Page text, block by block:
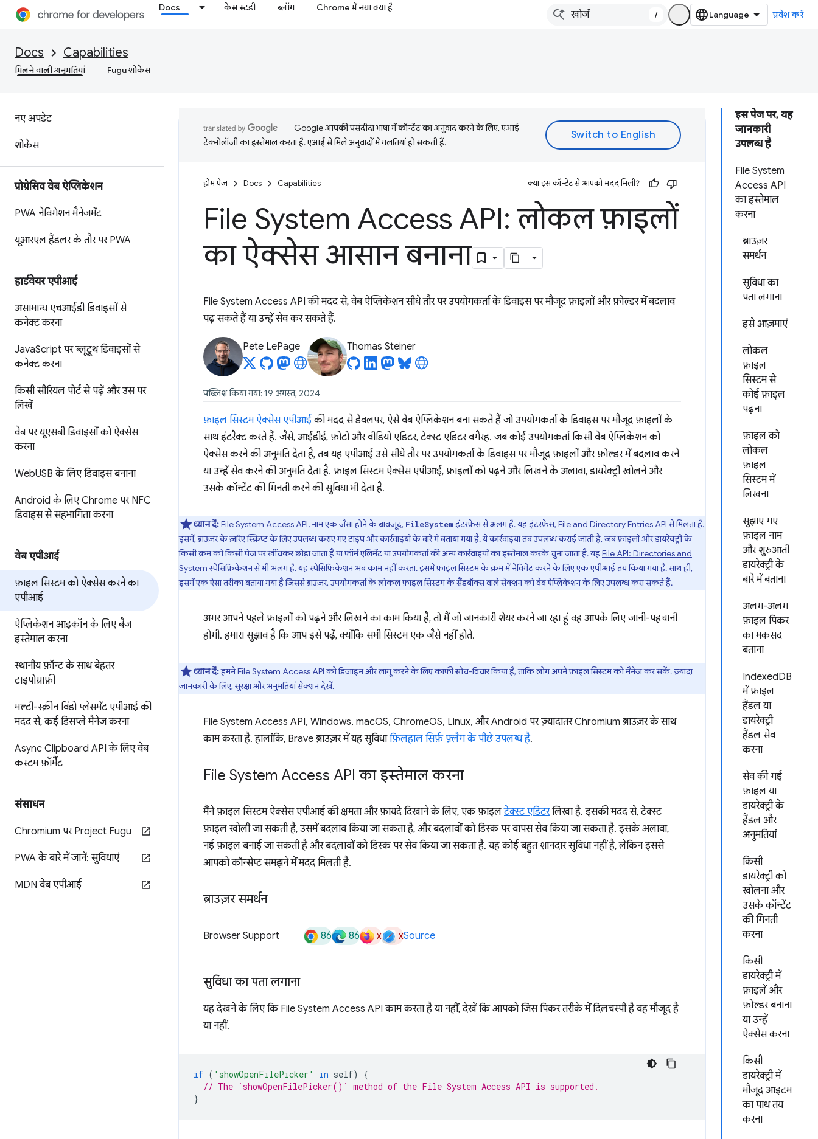
Docs केस स्टडी ब्लॉग Chrome में नया क्या है
/ प्रवेश करें
Docs Capabilities
मिलने वाली अनुमतियां Fugu शोकेस
नए अपडेट
शोकेस
प्रोग्रेसिव वेब ऐप्लिकेशन
PWA नेविगेशन मैनेजमेंट
यूआरएल हैंडलर के तौर पर PWA
हार्डवेयर एपीआई
असामान्य एचआईडी डिवाइसों से
कनेक्ट करना
JavaScript पर ब्लूटूथ डिवाइसों से
कनेक्ट करना
किसी सीरियल पोर्ट से पढ़ें और उस पर
लिखें
वेब पर यूएसबी डिवाइसों को ऐक्सेस
करना
WebUSB के लिए डिवाइस बनाना
Android के लिए Chrome पर NFC
डिवाइस से सहभागिता करना
वेब एपीआई
फ़ाइल सिस्टम को ऐक्सेस करने का
एपीआई
ऐप्लिकेशन आइकॉन के लिए बैज
इस्तेमाल करना
स्थानीय फ़ॉन्ट के साथ बेहतर
टाइपोग्राफ़ी
मल्टी-स्क्रीन विंडो प्लेसमेंट एपीआई की
मदद से,कई डिसप्ले मैनेज करना
Async Clipboard API के लिए वेब
कस्टम फ़ॉर्मैट
संसाधन
Chromium पर Project Fugu
PWA के बारे में जानें: सुविधाएं
MDN वेब एपीआई
इस पेज पर, यह
जानकारी
उपलब्ध है
File System
Access API
का इस्तेमाल
करना
ब्राउज़र
समर्थन
सुविधा का
पता लगाना
इसे आज़माएं
लोकल
फ़ाइल
सिस्टम से
कोई फ़ाइल
पढ़ना
फ़ाइल को
लोकल
फ़ाइल
सिस्टम में
लिखना
सुझाए गए
फ़ाइल नाम
और शुरुआती
डायरेक्ट्री के
बारे में बताना
अलग-अलग
फ़ाइल पिकर
का मकसद
बताना
IndexedDB
में फ़ाइल
हैंडल या
डायरेक्ट्री
हैंडल सेव
करना
सेव की गई
फ़ाइल या
डायरेक्ट्री के
हैंडल और
अनुमतियां
किसी
डायरेक्ट्री को
खोलना और
उसके कॉन्टेंट
की गिनती
करना
किसी
डायरेक्ट्री में
फ़ाइलें और
फ़ोल्डर बनाना
या उन्हें
ऐक्सेस करना
किसी
डायरेक्ट्री में
मौजूद आइटम
का पाथ तय
करना
Google आपकी पसंदीदा भाषा में कॉन्टेंट का अनुवाद करने के लिए, एआई
टेक्नोलॉजी का इस्तेमाल करता है. एआई से मिले अनुवादों में गलतियां हो सकती हैं.
होम पेज Docs Capabilities क्या इस कॉन्टेंट से आपको मदद मिली?
File System Access API: लोकल फ़ाइलों
का ऐक्सेस आसान बनाना
File System Access API की मदद से, वेब ऐप्लिकेशन सीधे तौर पर उपयोगकर्ता के डिवाइस पर मौजूद फ़ाइलों और फ़ोल्डर में बदलाव
पढ़ सकते हैं या उन्हें सेव कर सकते हैं.
Pete LePage Thomas Steiner
पब्लिश किया गया: 19 अगस्त, 2024
फ़ाइल सिस्टम ऐक्सेस एपीआईकी मदद से डेवलपर, ऐसे वेब ऐप्लिकेशन बना सकते हैं जो उपयोगकर्ता के डिवाइस पर मौजूद फ़ाइलों के
साथ इंटरैक्ट करते हैं. जैसे, आईडीई, फ़ोटो और वीडियो एडिटर, टेक्स्ट एडिटर वगैरह. जब कोई उपयोगकर्ता किसी वेब ऐप्लिकेशन को
ऐक्सेस करने की अनुमति देता है, तब यह एपीआई उसे सीधे तौर पर उपयोगकर्ता के डिवाइस पर मौजूद फ़ाइलों और फ़ोल्डर में बदलाव करने
या उन्हें सेव करने की अनुमति देता है. फ़ाइल सिस्टम ऐक्सेस एपीआई, फ़ाइलों को पढ़ने और लिखने के अलावा, डायरेक्ट्री खोलने और
उसके कॉन्टेंट की गिनती करने की सुविधा भी देता है.
ध्यान दें:File System Access API, नाम एक जैसा होने के बावजूद, FileSystemइंटरफ़ेस से अलग है. यह इंटरफ़ेस, File and Directory Entries APIसे मिलता है.
इसमें, ब्राउज़र के ज़रिए स्क्रिप्ट के लिए उपलब्ध कराए गए टाइप और कार्रवाइयों के बारे में बताया गया है. ये कार्रवाइयां तब उपलब्ध कराई जाती हैं, जब फ़ाइलों और डायरेक्ट्री के
किसी क्रम को किसी पेज पर खींचकर छोड़ा जाता है या फ़ॉर्म एलिमेंट या उपयोगकर्ता की अन्य कार्रवाइयों का इस्तेमाल करके चुना जाता है. यहFile API: Directories and
Systemस्पेसिफ़िकेशन से भी अलग है. यह स्पेसिफ़िकेशन अब काम नहीं करता. इसमें फ़ाइल सिस्टम के क्रम में नेविगेट करने के लिए एक एपीआई तय किया गया है. साथ ही,
इसमें एक ऐसा तरीका बताया गया है जिससे ब्राउज़र, उपयोगकर्ता के लोकल फ़ाइल सिस्टम के सैंडबॉक्स वाले सेक्शन को वेब ऐप्लिकेशन के लिए उपलब्ध करा सकते हैं.
अगर आपने पहले फ़ाइलों को पढ़ने और लिखने का काम किया है, तो मैं जो जानकारी शेयर करने जा रहा हूं वह आपके लिए जानी-पहचानी
होगी. हमारा सुझाव है कि आप इसे पढ़ें, क्योंकि सभी सिस्टम एक जैसे नहीं होते.
ध्यान दें:हमने File System Access API को डिज़ाइन और लागू करने के लिए काफ़ी सोच-विचार किया है, ताकि लोग अपने फ़ाइल सिस्टम को मैनेज कर सकें. ज़्यादा
जानकारी के लिए,सुरक्षा और अनुमतियांसेक्शन देखें.
File System Access API, Windows, macOS, ChromeOS, Linux, और Android पर ज़्यादातर Chromium ब्राउज़र के साथ
काम करता है. हालांकि, Brave ब्राउज़र में यह सुविधाफ़िलहाल सिर्फ़ फ़्लैग के पीछे उपलब्ध है.
File System Access API का इस्तेमाल करना
मैंने फ़ाइल सिस्टम ऐक्सेस एपीआई की क्षमता और फ़ायदे दिखाने के लिए, एक फ़ाइलटेक्स्ट एडिटरलिखा है. इसकी मदद से, टेक्स्ट
फ़ाइल खोली जा सकती है, उसमें बदलाव किया जा सकता है, और बदलावों को डिस्क पर वापस सेव किया जा सकता है. इसके अलावा,
नई फ़ाइल बनाई जा सकती है और बदलावों को डिस्क पर सेव किया जा सकता है. यह कोई बहुत शानदार सुविधा नहीं है, लेकिन इससे
आपको कॉन्सेप्ट समझने में मदद मिलती है.
ब्राउज़र समर्थन
Browser Support 86 86 x xSource
सुविधा का पता लगाना
यह देखने के लिए कि File System Access API काम करता है या नहीं, देखें कि आपको जिस पिकर तरीके में दिलचस्पी है वह मौजूद है
या नहीं.
if ( 'showOpenFilePicker' in self)
{
// The `showOpenFilePicker()` method of the File System Access API is supported.
}